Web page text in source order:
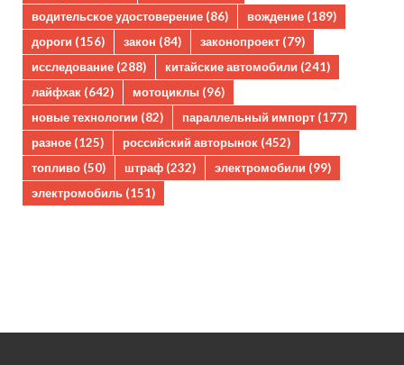
водительское удостоверение (86) вождение (189)
дороги (156) закон (84) законопроект (79)
исследование (288) китайские автомобили (241)
лайфхак (642) мотоциклы (96)
новые технологии (82) параллельный импорт (177)
разное (125) российский авторынок (452)
топливо (50) штраф (232) электромобили (99)
электромобиль (151)